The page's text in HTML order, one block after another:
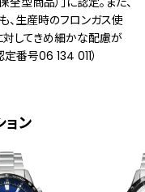
機能
年可動(パワーセーブ作動
ラフ(60分計)
機能
生産時のフロンガス使
してきめ細かな配慮が
番号06 134 011）
ョン